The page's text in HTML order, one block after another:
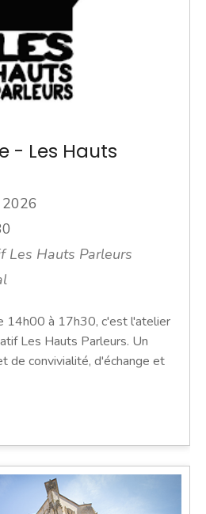
- Les Hauts
2026
Les Hauts Parleurs
14h00 à 17h30, c'est l'atelier
Les Hauts Parleurs. Un
de convivialité, d'échange et